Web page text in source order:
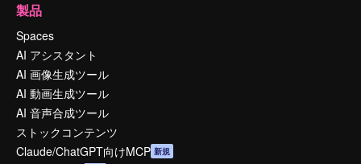
製品
Spaces
AI アシスタント
AI 画像生成ツール
AI 動画生成ツール
AI 音声合成ツール
ストックコンテンツ
Claude/ChatGPT向けMCP 新規